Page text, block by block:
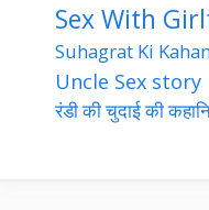
Sex With
Suhagrat Ki
Uncle Sex story
रंडी की चुदाई की